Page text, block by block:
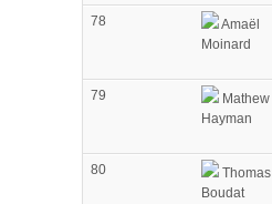
78
Amaël
Moinard
79
Mathew
Hayman
80
Thomas
Boudat